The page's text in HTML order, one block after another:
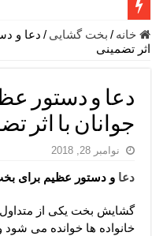
دعای جلب محبت فوری
دعای مشکل گشا برای رفع
معجزات دعای یا من اظهر
مهم ترین اذکار الهی و
دعا برای ترس بچه ها در
لا حول ولا قوة الا بالله
خانه / بخت گشایی / دعا و
اثر تضمینی
دعا و دستور
جوانان با اثر
نوامبر 28, 2018
دعا و دستور عظیم برای
گشایش بخت یکی از متداول
خانواده ها خوانده می شود